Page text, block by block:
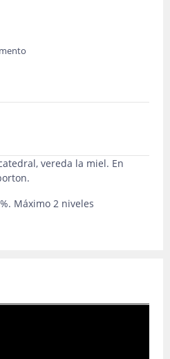
vereda la miel. En
Máximo 2 niveles